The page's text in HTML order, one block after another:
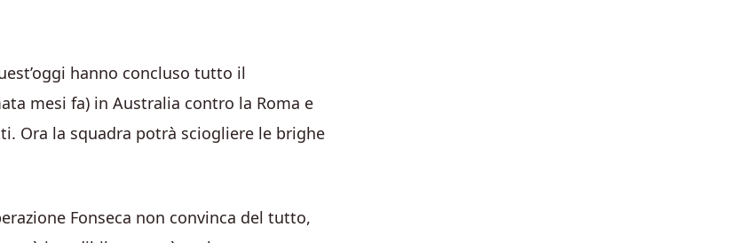
hanno concluso tutto il
mesi fa) in Australia contro la Roma e
Ora la squadra potrà sciogliere le brighe
Fonseca non convinca del tutto,